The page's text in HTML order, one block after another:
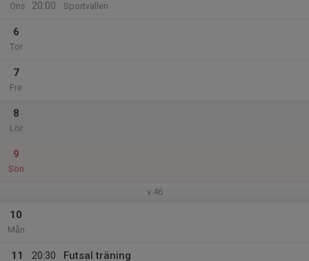
Ons
20:00
Sportvallen
6
Tor
7
Fre
8
Lör
9
Sön
v.46
10
Mån
11
20:30
Futsal träning